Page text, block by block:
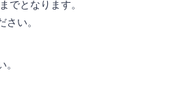
でとなります。
い。